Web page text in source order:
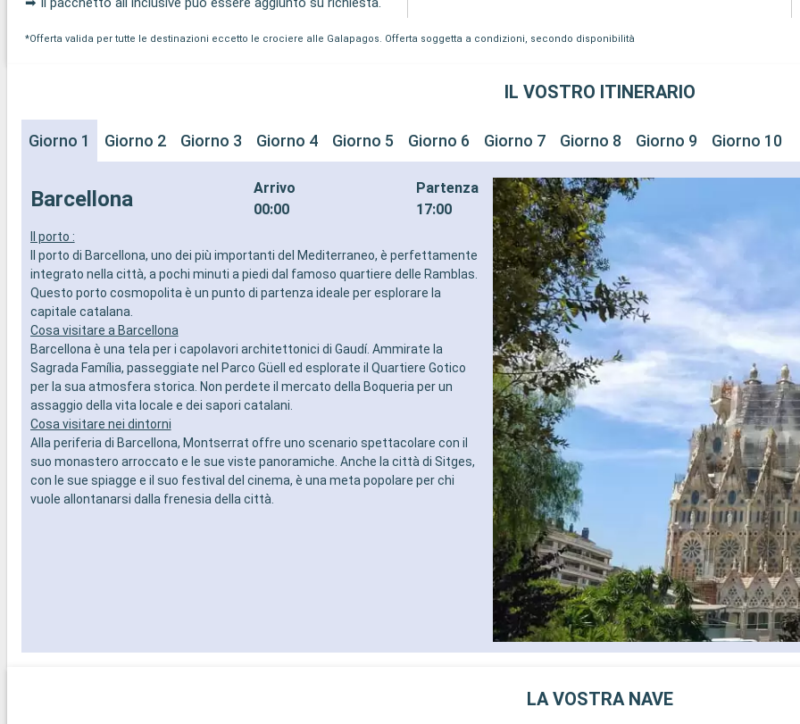
*Offerta valida per tutte le destinazioni eccetto le crociere alle Galapagos. Offerta soggetta a condizioni, secondo disponibilità
IL VOSTRO ITINERARIO
Giorno 1 Giorno 2 Giorno 3 Giorno 4 Giorno 5 Giorno 6 Giorno 7 Giorno 8 Giorno 9 Giorno 10
Barcellona
Arrivo
00:00
Partenza
17:00
Il porto :
Il porto di Barcellona, uno dei più importanti del Mediterraneo, è perfettamente
integrato nella città, a pochi minuti a piedi dal famoso quartiere delle Ramblas.
Questo porto cosmopolita è un punto di partenza ideale per esplorare la
capitale catalana.
Cosa visitare a Barcellona
Barcellona è una tela per i capolavori architettonici di Gaudí. Ammirate la
Sagrada Família, passeggiate nel Parco Güell ed esplorate il Quartiere Gotico
per la sua atmosfera storica. Non perdete il mercato della Boqueria per un
assaggio della vita locale e dei sapori catalani.
Cosa visitare nei dintorni
Alla periferia di Barcellona, Montserrat offre uno scenario spettacolare con il
suo monastero arroccato e le sue viste panoramiche. Anche la città di Sitges,
con le sue spiagge e il suo festival del cinema, è una meta popolare per chi
vuole allontanarsi dalla frenesia della città.
LA VOSTRA NAVE